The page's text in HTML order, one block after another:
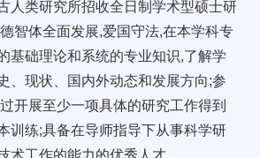
人类研究所招收全日制学术型硕士研
智体全面发展,爱国守法,在本学科专
基础理论和系统的专业知识,了解学
、现状、国内外动态和发展方向;参
开展至少一项具体的研究工作得到
训练;具备在导师指导下从事科学研
术工作的能力的优秀人才。